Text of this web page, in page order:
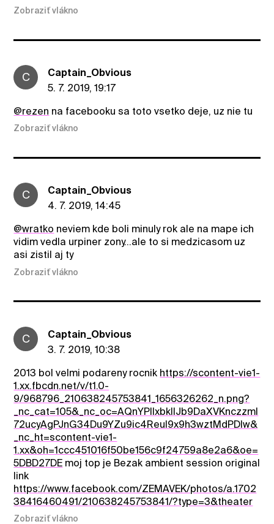
Zobraziť vlákno
C
Captain_Obvious
5. 7. 2019, 19:17
@rezen na facebooku sa toto vsetko deje, uz nie tu
Zobraziť vlákno
C
Captain_Obvious
4. 7. 2019, 14:45
@wratko neviem kde boli minuly rok ale na mape ich
vidim vedla urpiner zony...ale to si medzicasom uz
asi zistil aj ty
Zobraziť vlákno
C
Captain_Obvious
3. 7. 2019, 10:38
2013 bol velmi podareny rocnik https://scontent-vie1-
1.xx.fbcdn.net/v/t1.0-
9/968796_210638245753841_1656326262_n.png?
_nc_cat=105&_nc_oc=AQnYPllxbkllJb9DaXVKnczzml
72ucyAgPJnG34Du9YZu9ic4ReuI9x9h3wztMdPDIw&
_nc_ht=scontent-vie1-
1.xx&oh=1ccc451016f50be156c9f24759a8e2a6&oe=
5DBD27DE moj top je Bezak ambient session original
link
https://www.facebook.com/ZEMAVEK/photos/a.1702
38416460491/210638245753841/?type=3&theater
Zobraziť vlákno